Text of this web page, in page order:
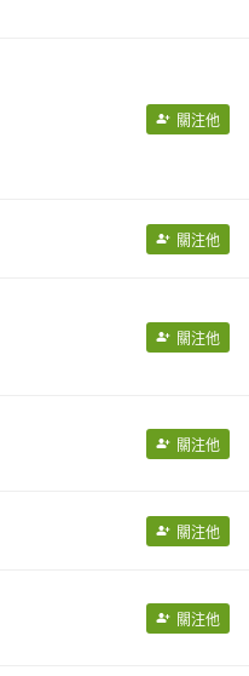
關注他
關注他
關注他
關注他
關注他
關注他